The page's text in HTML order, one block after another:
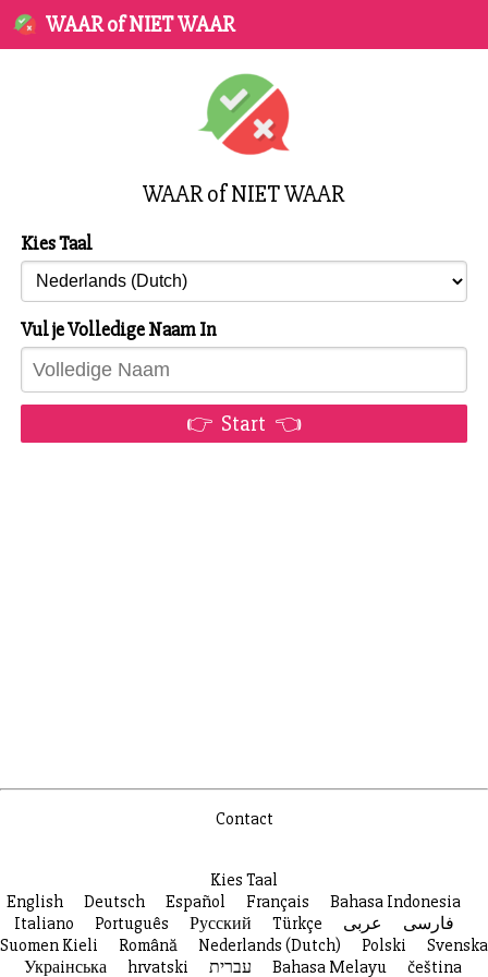
WAAR of NIET WAAR
WAAR of NIET WAAR
Kies Taal
Vul je Volledige Naam In
👉 Start 👈
Contact
Kies Taal
English
Deutsch Español Français
Bahasa Indonesia
Italiano
Português Русский Türkçe فارسی
عربى
Suomen Kieli
Română Nederlands (Dutch) Polski
Svenska
Украiнська
hrvatski עברית Bahasa Melayu čeština